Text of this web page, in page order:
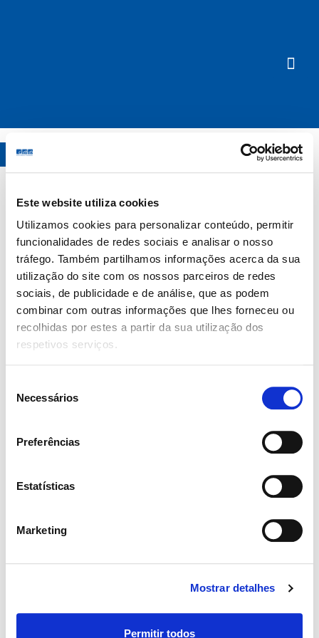
Este website utiliza cookies
Utilizamos cookies para personalizar conteúdo, permitir
funcionalidades de redes sociais e analisar o nosso
tráfego. Também partilhamos informações acerca da sua
utilização do site com os nossos parceiros de redes
sociais, de publicidade e de análise, que as podem
combinar com outras informações que lhes forneceu ou
recolhidas por estes a partir da sua utilização dos
respetivos serviços.
Necessários
Preferências
Estatísticas
Marketing
Mostrar detalhes
Permitir todos
Showing all 3 results
Full Time
Terapeuta Ocupacional Torres Vedras
Publicado há 5 dias
Praceta Dra. Moura Guedas nº10 R/C, 2560-296
Torres Vedras
Publicado há 6 dias
Torres Vedras
Reabilitação (MFR) – Torres Vedras
Torres Vedras